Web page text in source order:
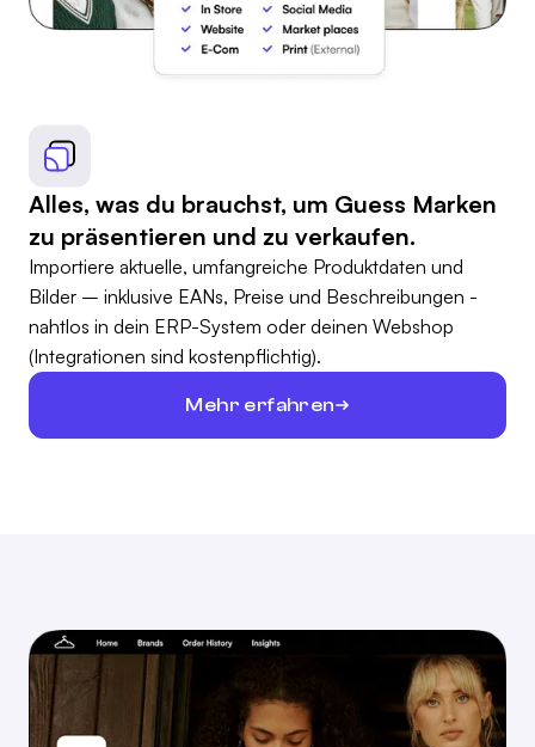
Alles, was du brauchst, um Guess Marken
zu präsentieren und zu verkaufen.
Importiere aktuelle, umfangreiche Produktdaten und
Bilder – inklusive EANs, Preise und Beschreibungen -
nahtlos in dein ERP-System oder deinen Webshop
(Integrationen sind kostenpflichtig).
Mehr erfahren